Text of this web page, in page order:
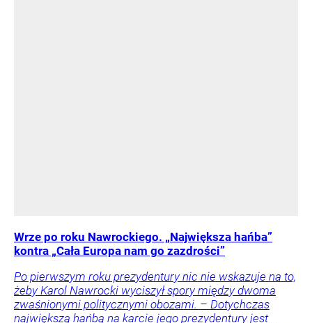
Wrze po roku Nawrockiego. „Największa hańba”
kontra „Cała Europa nam go zazdrości”
Po pierwszym roku prezydentury nic nie wskazuje na to,
żeby Karol Nawrocki wyciszył spory między dwoma
zwaśnionymi politycznymi obozami. – Dotychczas
największą hańbą na karcie jego prezydentury jest